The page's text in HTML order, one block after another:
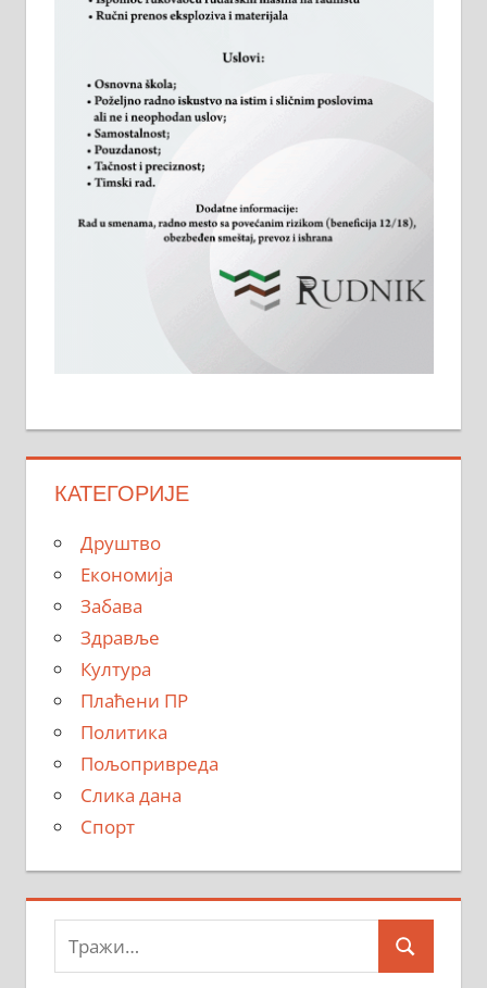
КАТЕГОРИЈЕ
Друштво
Економија
Забава
Здравље
Култура
Плаћени ПР
Политика
Пољопривреда
Слика дана
Спорт
Тражи:
Search